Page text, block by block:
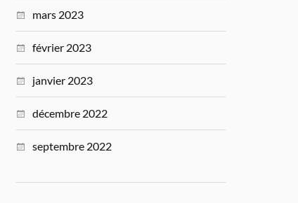
mars 2023
février 2023
janvier 2023
décembre 2022
septembre 2022